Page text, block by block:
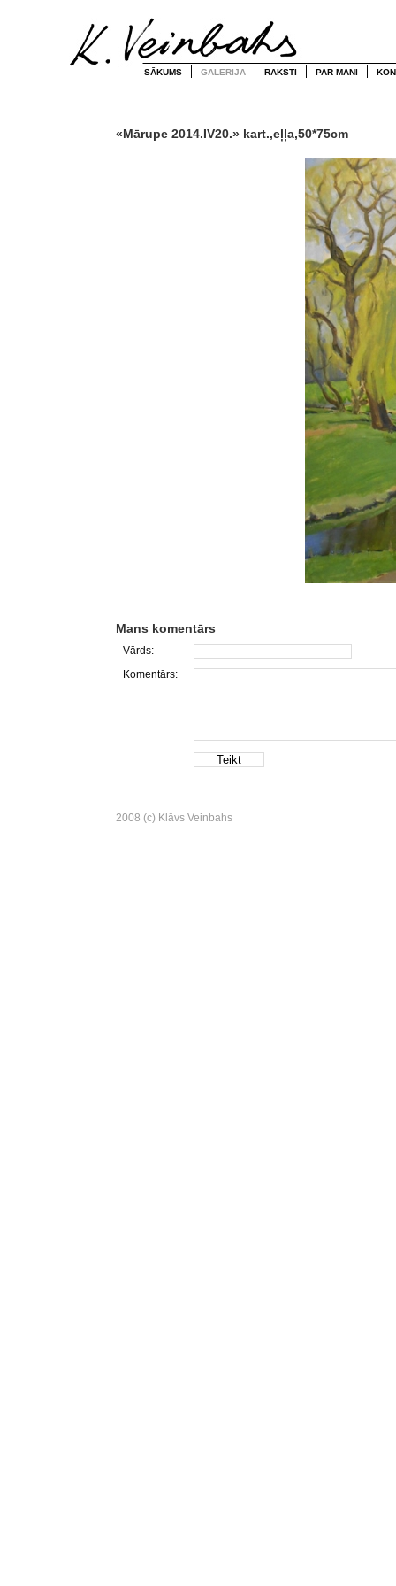
SĀKUMS GALERIJA RAKSTI PAR MANI
«Mārupe 2014.IV20.» kart.,eļļa,50*75cm
Mans komentārs
Vārds:
Komentārs:
2008 (c) Klāvs Veinbahs